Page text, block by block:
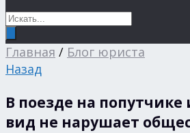
Главная / Блог юриста
Назад
В поезде на
вид не нарушает